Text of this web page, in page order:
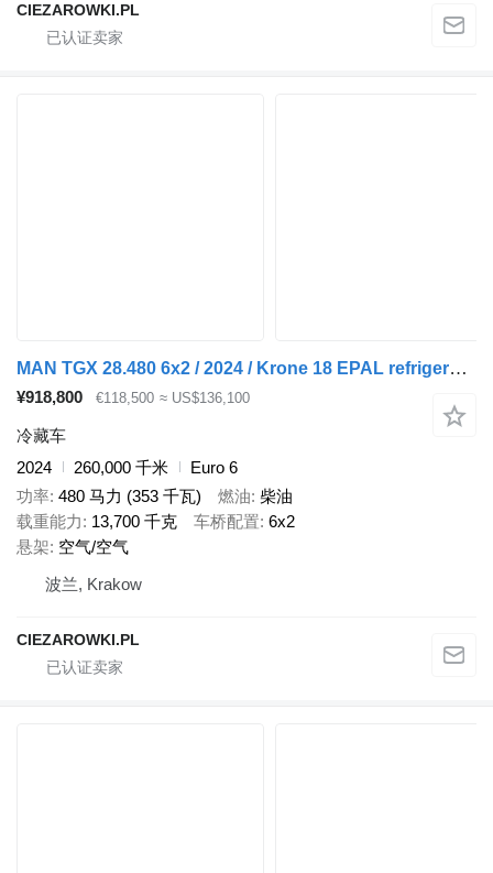
CIEZAROWKI.PL
MAN TGX 28.480 6x2 / 2024 / Krone 18 EPAL refrigerator / Dopplestock
¥918,800 €118,500 ≈ US$136,100
冷藏车
2024
260,000 千米
Euro 6
功率 480 马力 (353 千瓦) 燃油 柴油
载重能力
13,700 千克 车桥配置 6x2
悬架 空气/空气
波兰, Krakow
CIEZAROWKI.PL